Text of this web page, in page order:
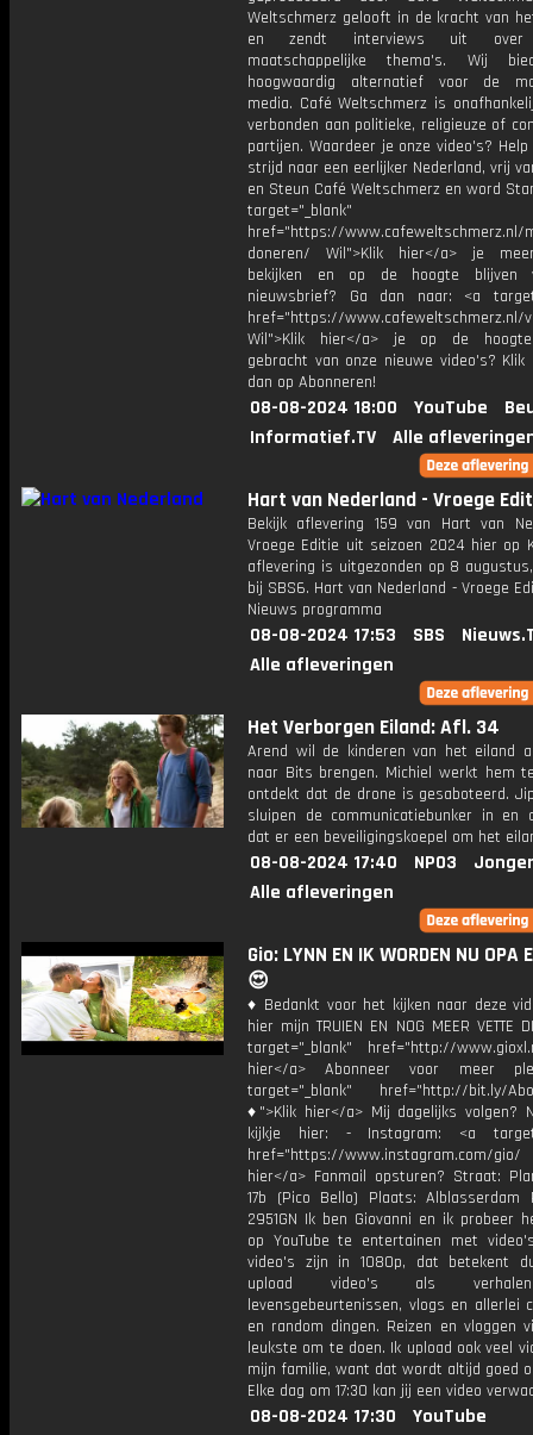
Weltschmerz gelooft in de kracht van
en zendt interviews uit over
maatschappelijke thema's. Wij
hoogwaardig alternatief voor de
media. Café Weltschmerz is
verbonden aan politieke, religieuze of
partijen. Waardeer je onze video's?
strijd naar een eerlijker Nederland, vrij
en Steun Café Weltschmerz en word
target="_blank"
href="https://www.cafeweltschmerz.nl/
doneren/ Wil">Klik hier</a> je
bekijken en op de hoogte blijven
nieuwsbrief? Ga dan naar: <a
href="https://www.cafeweltschmerz.nl/
Wil">Klik hier</a> je op de
gebracht van onze nieuwe video's? Klik
dan op Abonneren!
08-08-2024 18:00 YouTube
Informatief.TV
Alle
Hart van Nederland - Vroege
Bekijk aflevering 159 van Hart van
Vroege Editie uit seizoen 2024 hier op
aflevering is uitgezonden op 8 augustus,
bij SBS6. Hart van Nederland - Vroege
Nieuws programma
08-08-2024 17:53 SBS
Alle afleveringen
Het Verborgen Eiland: Afl. 34
Arend wil de kinderen van het eiland
naar Bits brengen. Michiel werkt hem
ontdekt dat de drone is gesaboteerd.
sluipen de communicatiebunker in en
dat er een beveiligingskoepel om het
08-08-2024 17:40 NPO3
Alle afleveringen
Gio: LYNN EN IK WORDEN NU OPA
😍
♦ Bedankt voor het kijken naar deze
hier mijn TRUIEN EN NOG MEER VETTE
target="_blank" href="http://
hier</a> Abonneer voor meer
target="_blank" href="http://bit.ly/
♦">Klik hier</a> Mij dagelijks volgen?
kijkje hier: - Instagram: <a
href="https://www.instagram.com/
hier</a> Fanmail opsturen? Straat:
17b (Pico Bello) Plaats: Alblasserdam
2951GN Ik ben Giovanni en ik probeer
op YouTube te entertainen met
video's zijn in 1080p, dat betekent
upload video's als
levensgebeurtenissen, vlogs en allerlei
en random dingen. Reizen en vloggen
leukste om te doen. Ik upload ook veel
mijn familie, want dat wordt altijd goed
Elke dag om 17:30 kan jij een video
08-08-2024 17:30
YouTube